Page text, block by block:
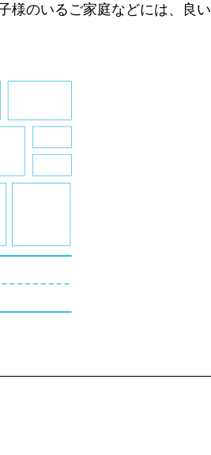
様のいるご家庭などには、良い